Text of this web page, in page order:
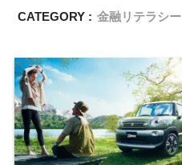
CATEGORY : 金融リテラシー